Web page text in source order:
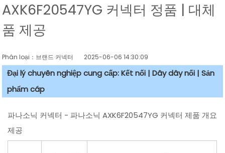
AXK6F20547YG 커넥터 정품 | 대체
품 제공
Phân loại：브랜드 커넥터 2025-06-06 14:30:09
Đại lý chuyên nghiệp cung cấp: Kết nối | Dây dây nối | Sản
phẩm cáp
파나소닉 커넥터 - 파나소닉 AXK6F20547YG 커넥터 제품 개요
제공